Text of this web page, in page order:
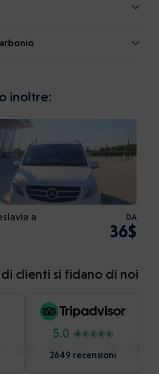
inoltre:
a
DA
36$
clienti si fidano di noi
5.0
2649 recensioni